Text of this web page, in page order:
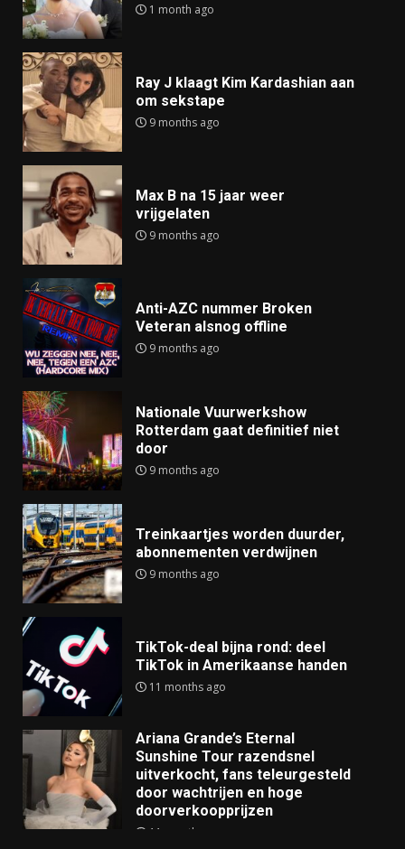
1 month ago
Ray J klaagt Kim Kardashian aan
om sekstape
9 months ago
Max B na 15 jaar weer
vrijgelaten
9 months ago
Anti-AZC nummer Broken
Veteran alsnog offline
9 months ago
Nationale Vuurwerkshow
Rotterdam gaat definitief niet
door
9 months ago
Treinkaartjes worden duurder,
abonnementen verdwijnen
9 months ago
TikTok-deal bijna rond: deel
TikTok in Amerikaanse handen
11 months ago
Ariana Grande’s Eternal
Sunshine Tour razendsnel
uitverkocht, fans teleurgesteld
door wachtrijen en hoge
doorverkoopprijzen
11 months ago